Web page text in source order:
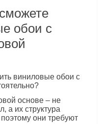
обои с
основе – не
а их структура
они требуют